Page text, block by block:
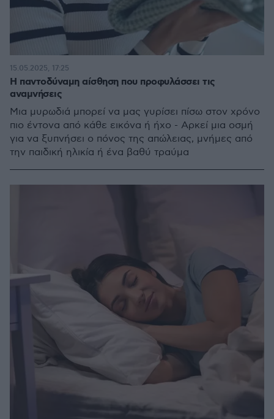
Η παντοδύναμη αίσθηση που προφυλάσσει τις
αναμνήσεις
Μια μυρωδιά μπορεί να μας γυρίσει πίσω στον χρόνο
πιο έντονα από κάθε εικόνα ή ήχο - Αρκεί μια οσμή
για να ξυπνήσει ο πόνος της απώλειας, μνήμες από
την παιδική ηλικία ή ένα βαθύ τραύμα
15.05.2025, 17:25